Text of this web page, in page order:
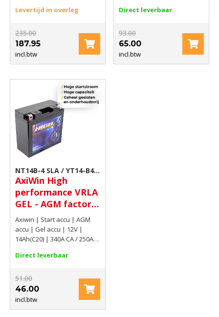
Levertijd in overleg
235.00
187.95
incl.btw
Direct leverbaar
93.00
65.00
incl.btw
NT14B-4 SLA / YT14-B4
GEL / AT14-B4
AxiWin High
performance VRLA
GEL - AGM factory
activated
motoraccu 12V
14Ah(C20) 340A CA
/ 250A CCA EN
Axiwin | Start accu | AGM
accu | Gel accu | 12V |
14Ah(C20) | 340A CA / 250A
Direct leverbaar
51.00
46.00
incl.btw